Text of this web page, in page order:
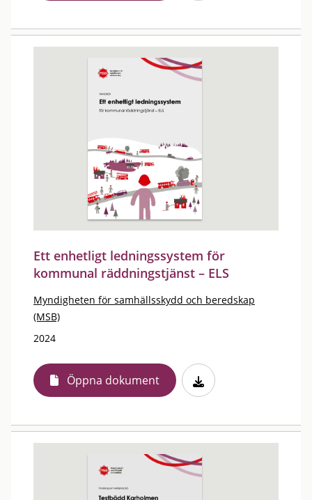
Ett enhetligt ledningssystem för
kommunal räddningstjänst – ELS
Myndigheten för samhällsskydd och beredskap
(MSB)
2024
Öppna dokument